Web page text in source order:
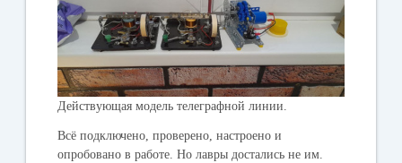
Действующая модель телеграфной линии.
Всë подключено, проверено, настроено и
опробовано в работе. Но лавры достались не им.